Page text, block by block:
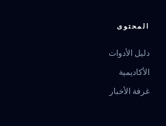
المحتوى
دليل الأدوات
الأكاديمية
غرفة الأخبار